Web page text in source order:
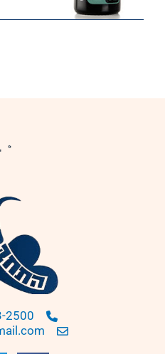
2500